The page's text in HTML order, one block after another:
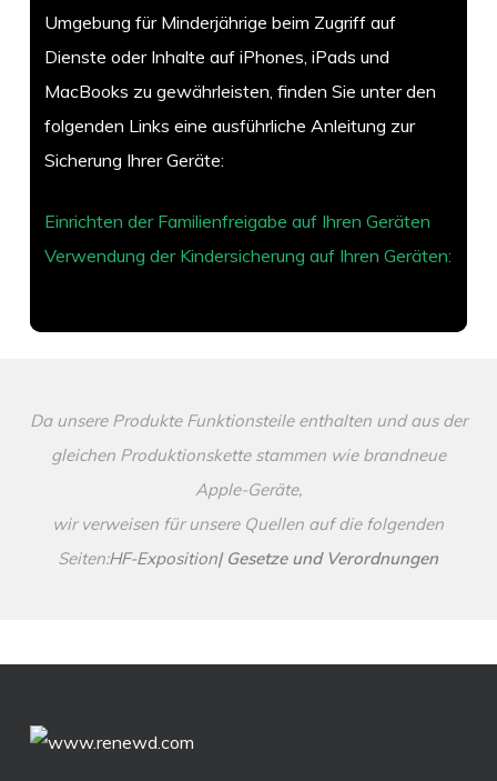
Umgebung für Minderjährige beim Zugriff auf
Dienste oder Inhalte auf iPhones, iPads und
MacBooks zu gewährleisten, finden Sie unter den
folgenden Links eine ausführliche Anleitung zur
Sicherung Ihrer Geräte:
Einrichten der Familienfreigabe auf Ihren Geräten
Verwendung der Kindersicherung auf Ihren Geräten:
Da unsere Produkte Funktionsteile enthalten und aus der
gleichen Produktionskette stammen wie brandneue
Apple-Geräte,
wir verweisen für unsere Quellen auf die folgenden
Seiten:HF-Exposition| Gesetze und Verordnungen